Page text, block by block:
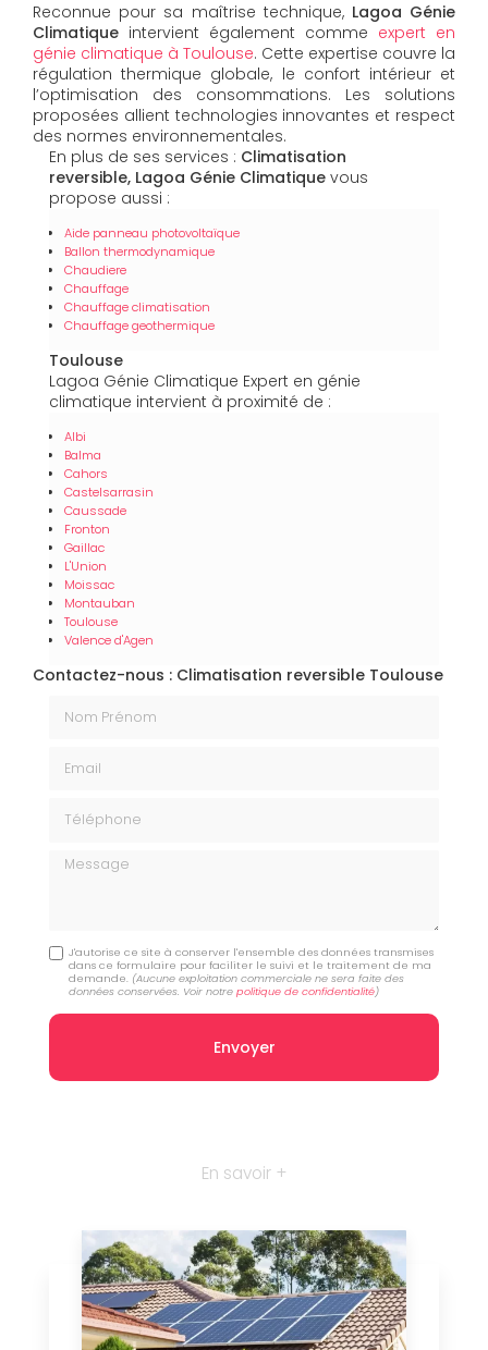
Reconnue pour sa maîtrise technique, Lagoa Génie
Climatique intervient également comme expert en
génie climatique à Toulouse. Cette expertise couvre la
régulation thermique globale, le confort intérieur et
l’optimisation des consommations. Les solutions
proposées allient technologies innovantes et respect
des normes environnementales.
En plus de ses services : Climatisation
reversible, Lagoa Génie Climatique vous
propose aussi :
Aide panneau photovoltaïque
Ballon thermodynamique
Chaudiere
Chauffage
Chauffage climatisation
Chauffage geothermique
Toulouse
Lagoa Génie Climatique Expert en génie
climatique intervient à proximité de :
Albi
Balma
Cahors
Castelsarrasin
Caussade
Fronton
Gaillac
L'Union
Moissac
Montauban
Toulouse
Valence d'Agen
Contactez-nous : Climatisation reversible Toulouse
Message
J'autorise ce site à conserver l'ensemble des données transmises
dans ce formulaire pour faciliter le suivi et le traitement de ma
demande. (Aucune exploitation commerciale ne sera faite des
données conservées. Voir notrepolitique de confidentialité)
En savoir +